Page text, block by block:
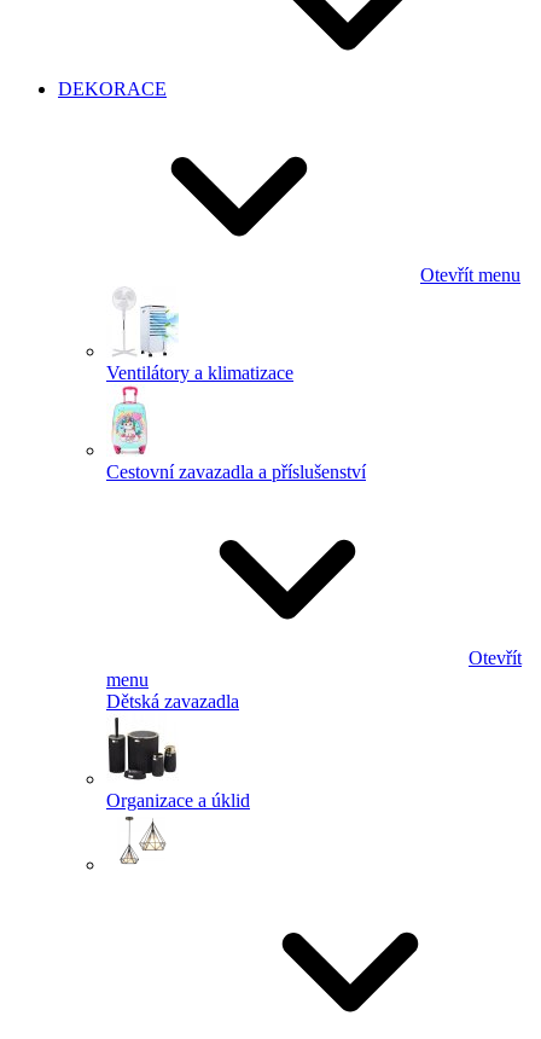
DEKORACE
Otevřít menu
Ventilátory a klimatizace
Cestovní zavazadla a příslušenství
Otevřít
menu
Dětská zavazadla
Organizace a úklid